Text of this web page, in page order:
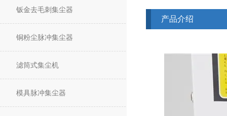
钣金去毛刺集尘器
铜粉尘脉冲集尘器
滤筒式集尘机
模具脉冲集尘器
产品介绍